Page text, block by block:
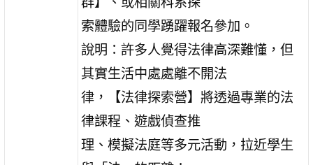
索體驗的同學踴躍報名參加。
說明：許多人覺得法律高深難懂，但
其實生活中處處離不開法
律，【法律探索營】將透過專業的法
律課程、遊戲偵查推
理、模擬法庭等多元活動，拉近學生